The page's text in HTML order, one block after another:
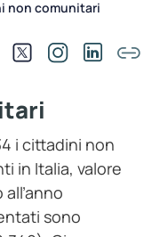
non comunitari
i cittadini non
in Italia, valore
sono